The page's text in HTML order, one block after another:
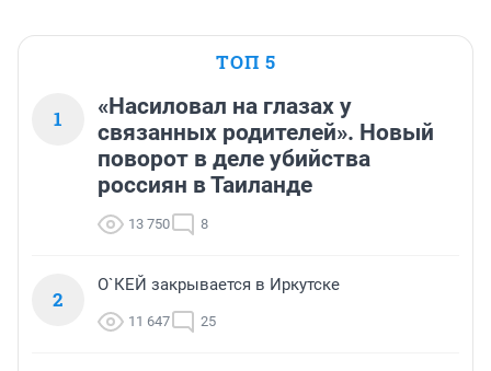
ТОП 5
1
«Насиловал на глазах у
связанных родителей». Новый
поворот в деле убийства
россиян в Таиланде
13 750 8
2
О`КЕЙ закрывается в Иркутске
11 647 25